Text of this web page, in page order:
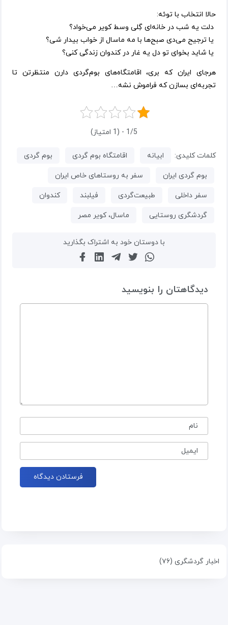
حالا انتخاب با توئه:
دلت یه شب در خانه‌ای گِلی وسط کویر می‌خواد؟
یا ترجیح می‌دی صبح‌ها با مه ماسال از خواب بیدار شی؟
یا شاید بخوای تو دل یه غار در کندوان زندگی کنی؟
هرجای ایران که بری، اقامتگاه‌های بوم‌گردی دارن منتظرتن تا
تجربه‌ای بسازن که فراموش نشه…
1/5 - (1 امتیاز)
کلمات کلیدی: ابیانه اقامتگاه بوم گردی بوم گردی
بوم گردی ایران سفر به روستاهای خاص ایران
سفر داخلی طبیعت‌گردی فیلبند کندوان
گردشگری روستایی ماسال، کویر مصر
با دوستان خود به اشتراک بگذارید
دیدگاهتان را بنویسید
نام
ایمیل
اخبار گردشگری (۷۶)